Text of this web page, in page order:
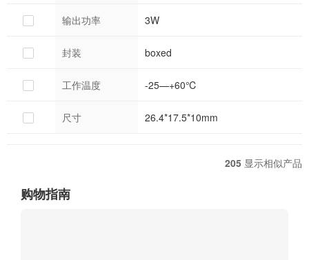
输出功率 3W
封装 boxed
工作温度 -25—+60℃
尺寸 26.4*17.5*10mm
205 显示相似产品
购物指南